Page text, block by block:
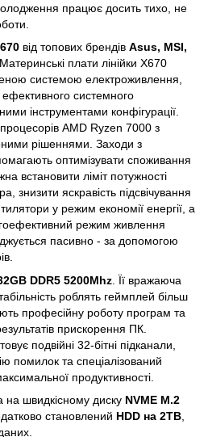
працює досить тихо, не
від топових брендів Asus, MSI,
плати лінійки X670
системою електроживлення,
системного
інструментами конфігурації.
AMD Ryzen 7000 з
рішеннями. Заходи з
оптимізувати споживання
встановити ліміт потужності
знизити яскравість підсвічування
у режим економії енергії, а
режим живлення
пасивно - за допомогою
DDR5 5200Mhz . Її вражаюча
роблять геймплей більш
професійну роботу програм та
прискорення ПК.
подвійні 32-бітні підканали,
помилок та спеціалізований
продуктивності.
на швидкісному диску NVME M.2
становлений HDD на 2TB,